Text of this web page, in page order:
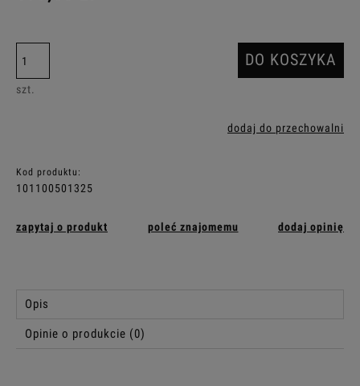
szt.
DO KOSZYKA
dodaj do przechowalni
Kod produktu:
101100501325
zapytaj o produkt poleć znajomemu dodaj opinię
Opis
Opinie o produkcie (0)